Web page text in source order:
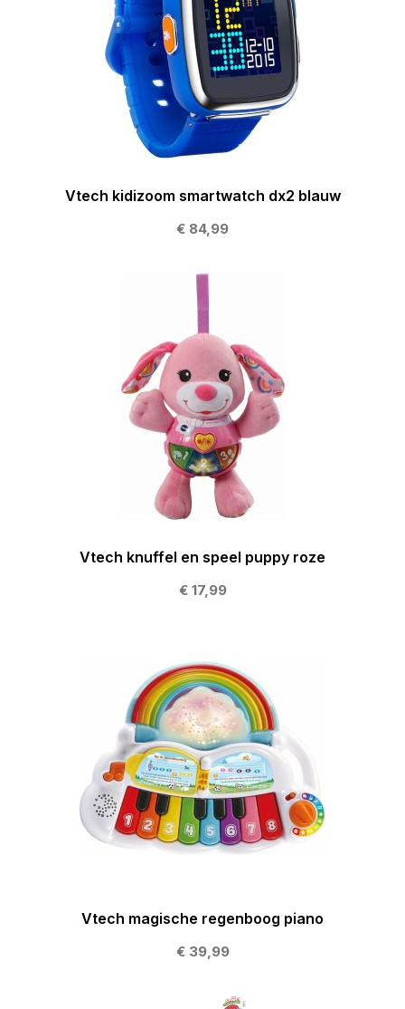
Vtech kidizoom smartwatch dx2 blauw
€ 84,99
Vtech knuffel en speel puppy roze
€ 17,99
Vtech magische regenboog piano
€ 39,99